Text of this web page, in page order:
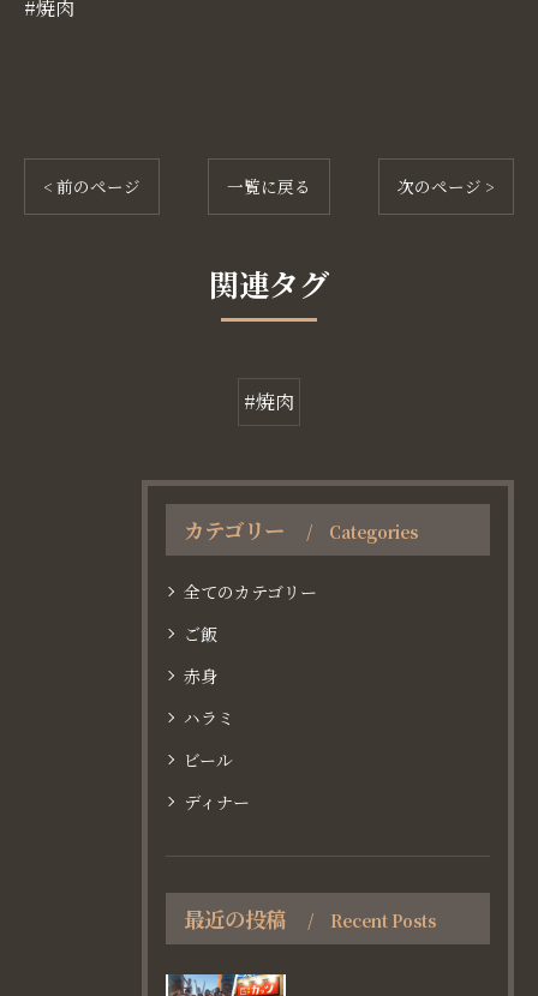
#焼肉
< 前のページ 一覧に戻る 次のページ >
関連タグ
#焼肉
カテゴリー Categories
全てのカテゴリー
ご飯
赤身
ハラミ
ビール
ディナー
最近の投稿 Recent Posts